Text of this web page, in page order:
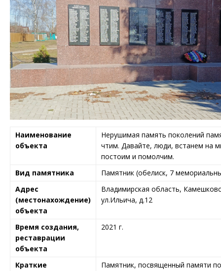
Наименование
объекта
Нерушимая память поколений
чтим. Давайте, люди, встанем на
постоим и помолчим.
Вид памятника
Памятник (обелиск, 7
Адрес
(местонахождение)
объекта
Владимирская область,
ул.Ильича, д.12
Время создания,
реставрации
объекта
2021 г.
Краткие
Памятник, посвященный памяти